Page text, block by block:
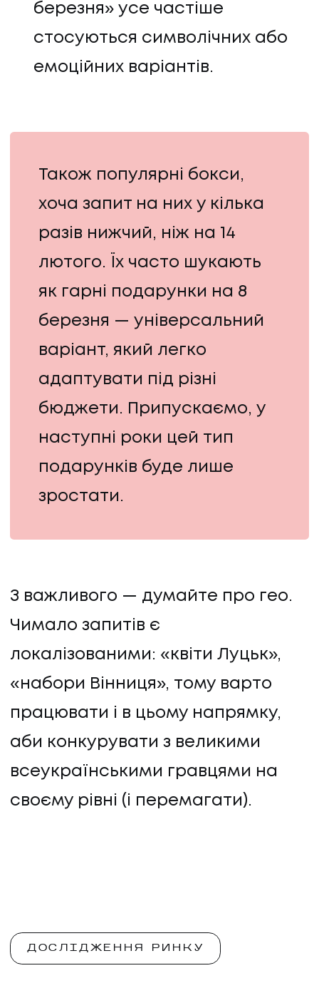
березня» усе частіше
стосуються символічних або
емоційних варіантів.
Також популярні бокси,
хоча запит на них у кілька
разів нижчий, ніж на 14
лютого. Їх часто шукають
як гарні подарунки на 8
березня — універсальний
варіант, який легко
адаптувати під різні
бюджети. Припускаємо, у
наступні роки цей тип
подарунків буде лише
зростати.
З важливого — думайте про гео.
Чимало запитів є
локалізованими: «квіти Луцьк»,
«набори Вінниця», тому варто
працювати і в цьому напрямку,
аби конкурувати з великими
всеукраїнськими гравцями на
своєму рівні (і перемагати).
ДОСЛІДЖЕННЯ РИНКУ